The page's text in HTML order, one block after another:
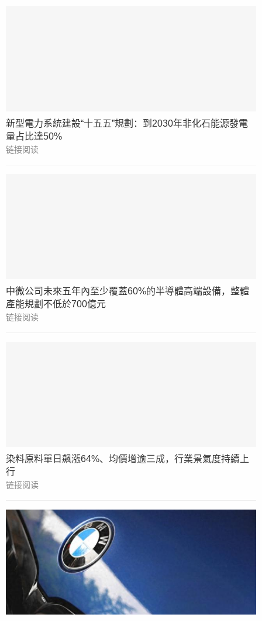
新型電力系統建設“十五五”規劃：到2030年非化石能源發電
量占比達50%
链接阅读
中微公司未來五年內至少覆蓋60%的半導體高端設備，整體
產能規劃不低於700億元
链接阅读
染料原料單日飆漲64%、均價增逾三成，行業景氣度持續上
行
链接阅读